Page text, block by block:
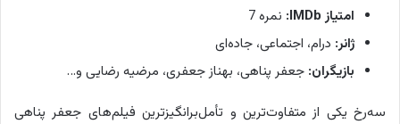
امتیاز IMDb:
نمره 7
ژانر: درام، اجتماعی، جاده‌ای
بازیگران: جعفر پناهی، بهناز جعفری، مرضیه رضایی و…
سه‌رخ یکی از متفاوت‌ترین و تأمل‌برانگیزترین فیلم‌های جعفر پناهی